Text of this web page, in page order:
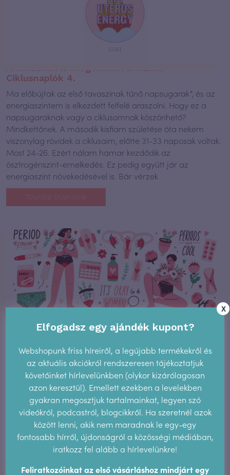
Ciklusnaplók 4.
Ma előbújtak az első tavaszinak tűnő napsugarak*, és az
energiaszintem is elkezdett felfelé araszolni. Hogy ez a
napsugaraknak vagy a ciklusomnak köszönhető?
Mindkettőnek. A második kisfiam születése óta nekem
viszonylag rövidek a ciklusaim, előtte 31-33 naposak voltak.
Most 24-26. Ezért nálam hamar kezdődik az
ösztrogénszint-emelkedés. Ez pedig együtt jár az
energiaszint növekedésével is. Bár vérzek
Van valami fura a menstruáció 3. napjával. És itt most
megragadom az alkalmat, hogy megkérdezzelek Titeket:
Nektek is megáll a vérzés a 3. napon, hogy aztán a 4.-en
újrainduljon? Kezdek megbizonyosodni róla, hogy ez egy
általános jelenség. Még cikket is találtam róla, bár igazi
magyarázatot nem adott. A lényeg, hogy ilyenkor szinte
alig van vérzés,
TOVÁBB OLVASOM
X
Elfogadsz egy ajándék kupont?
Webshopunk friss híreiről, a legújabb termékekről és
az aktuális akciókról rendszeresen tájékoztatjuk
követőinket hírlevelünkben (olykor kizárólagosan
azon keresztül). Emellett ezekben a levelekben
gyakran megosztjuk tartalmainkat, legyen szó
videókról, podcastról, blogcikkről. Ha szeretnél azok
között lenni, akik nem maradnak le egy-egy
fontosabb hírről, újdonságról a közösségi médiában,
iratkozz fel alább a hírlevelünkre!
Feliratkozóinkat az első vásárláshoz mindjárt egy